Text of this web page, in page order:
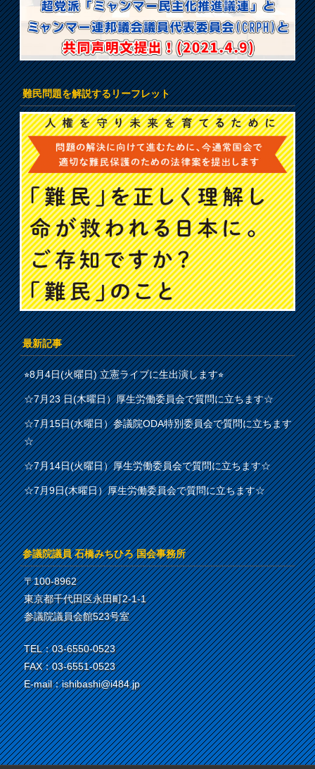
難民問題を解説するリーフレット
最新記事
⭐︎8月4日(火曜日) 立憲ライブに生出演します⭐︎
☆7月23 日(木曜日）厚生労働委員会で質問に立ちます☆
☆7月15日(水曜日）参議院ODA特別委員会で質問に立ちます
☆
☆7月14日(火曜日）厚生労働委員会で質問に立ちます☆
☆7月9日(木曜日）厚生労働委員会で質問に立ちます☆
参議院議員 石橋みちひろ 国会事務所
〒100-8962
東京都千代田区永田町2-1-1
参議院議員会館523号室
TEL：03-6550-0523
FAX：03-6551-0523
E-mail：ishibashi@i484.jp